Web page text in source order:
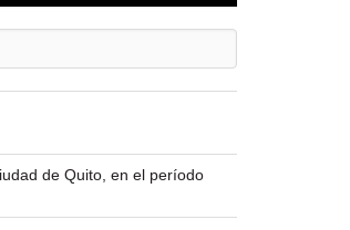
de Quito, en el período